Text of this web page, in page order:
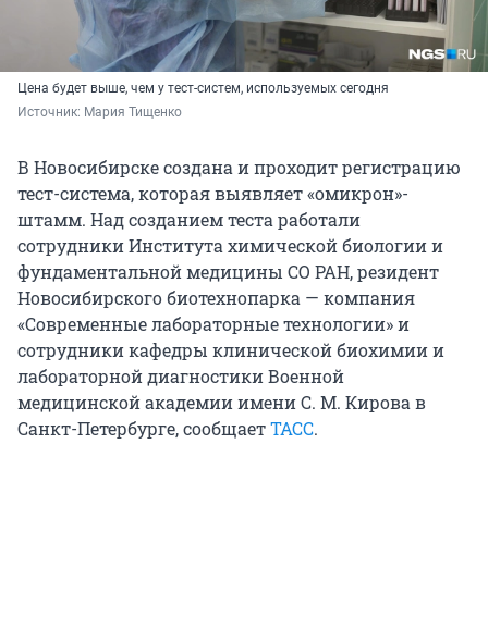
Цена будет выше, чем у тест-систем, используемых сегодня
Источник: Мария Тищенко
В Новосибирске создана и проходит регистрацию
тест-система, которая выявляет «омикрон»-
штамм. Над созданием теста работали
сотрудники Института химической биологии и
фундаментальной медицины СО РАН, резидент
Новосибирского биотехнопарка — компания
«Современные лабораторные технологии» и
сотрудники кафедры клинической биохимии и
лабораторной диагностики Военной
медицинской академии имени С. М. Кирова в
Санкт-Петербурге, сообщаетТАСС.